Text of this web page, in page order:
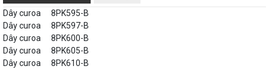
Dây curoa
8PK595-B
Dây curoa
8PK597-B
Dây curoa
8PK600-B
Dây curoa
8PK605-B
Dây curoa
8PK610-B